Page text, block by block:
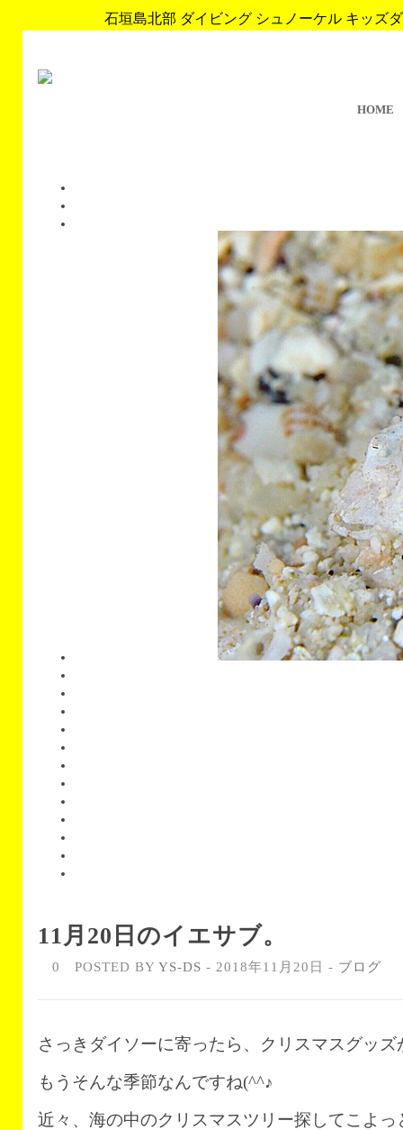
石垣島北部 ダイビング シュノーケル キッズ
HOME
11月20日のイエサブ。
0 POSTED BY YS-DS - 2018年11月20日 - ブログ
さっきダイソーに寄ったら、クリスマスグッ
もうそんな季節なんですね(^^♪
近々、海の中のクリスマスツリー探してこよっ